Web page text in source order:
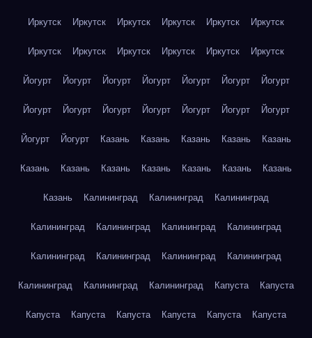
Иркутск Иркутск Иркутск Иркутск Иркутск Иркутск
Иркутск Иркутск Иркутск Иркутск Иркутск Иркутск
Йогурт Йогурт Йогурт Йогурт Йогурт Йогурт Йогурт
Йогурт Йогурт Йогурт Йогурт Йогурт Йогурт Йогурт
Йогурт Йогурт Казань Казань Казань Казань Казань
Казань Казань Казань Казань Казань Казань Казань
Казань Калининград Калининград Калининград
Калининград Калининград Калининград Калининград
Калининград Калининград Калининград Калининград
Калининград Калининград Калининград Капуста Капуста
Капуста Капуста Капуста Капуста Капуста Капуста